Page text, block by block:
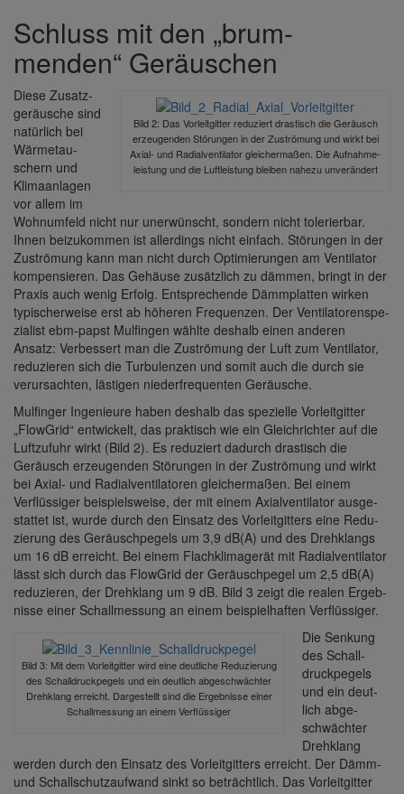
Schluss mit den „brum­
menden“ Geräu­schen
Bild 2: Das Vorleit­gitter redu­ziert dras­tisch die Geräusch
erzeu­genden Störungen in der Zuströ­mung und wirkt bei
Axial- und Radi­al­ven­ti­lator glei­cher­maßen. Die Aufnah­me­
leis­tung und die Luft­leis­tung bleiben nahezu unver­än­dert
Diese Zusatz­
ge­räu­sche sind
natür­lich bei
Wärme­tau­
schern und
Klima­an­lagen
vor allem im
Wohn­um­feld nicht nur uner­wünscht, sondern nicht tole­rierbar.
Ihnen beizu­kommen ist aller­dings nicht einfach. Störungen in der
Zuströ­mung kann man nicht durch Opti­mie­rungen am Venti­lator
kompen­sieren. Das Gehäuse zusätz­lich zu dämmen, bringt in der
Praxis auch wenig Erfolg. Entspre­chende Dämm­platten wirken
typi­scher­weise erst ab höheren Frequenzen. Der Venti­la­to­ren­spe­
zia­list ebm-papst Mulfingen wählte deshalb einen anderen
Ansatz: Verbes­sert man die Zuströ­mung der Luft zum Venti­lator,
redu­zieren sich die Turbu­lenzen und somit auch die durch sie
verur­sachten, lästigen nieder­fre­quenten Geräu­sche.
Mulfinger Inge­nieure haben deshalb das spezi­elle Vorleit­gitter
„Flow­Grid“ entwi­ckelt, das prak­tisch wie ein Gleich­richter auf die
Luft­zu­fuhr wirkt (Bild 2). Es redu­ziert dadurch dras­tisch die
Geräusch erzeu­genden Störungen in der Zuströ­mung und wirkt
bei Axial- und Radi­al­ven­ti­la­toren glei­cher­maßen. Bei einem
Verflüs­siger beispiels­weise, der mit einem Axial­ven­ti­lator ausge­
stattet ist, wurde durch den Einsatz des Vorleit­git­ters eine Redu­
zie­rung des Geräusch­pe­gels um 3,9 dB(A) und des Dreh­klangs
um 16 dB erreicht. Bei einem Flach­kli­ma­gerät mit Radi­al­ven­ti­lator
lässt sich durch das Flow­Grid der Geräusch­pegel um 2,5 dB(A)
redu­zieren, der Dreh­klang um 9 dB. Bild 3 zeigt die realen Ergeb­
nisse einer Schall­mes­sung an einem beispiel­haften Verflüs­siger.
Bild 3: Mit dem Vorleit­gitter wird eine deut­liche Redu­zie­rung
des Schall­druck­pe­gels und ein deut­lich abge­schwächter
Dreh­klang erreicht. Darge­stellt sind die Ergeb­nisse einer
Schall­mes­sung an einem Verflüs­siger
Die Senkung
des Schall­
druck­pe­gels
und ein deut­
lich abge­
schwächter
Dreh­klang
werden durch den Einsatz des Vorleit­git­ters erreicht. Der Dämm-
und Schall­schutz­auf­wand sinkt so beträcht­lich. Das Vorleit­gitter